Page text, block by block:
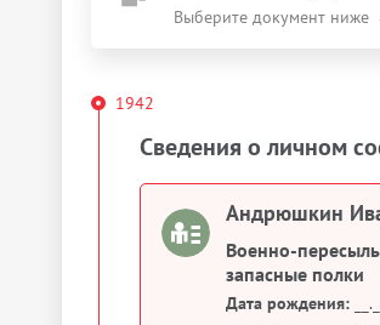
Выберите документ ниже
1942
Сведения о личном
Андрюшкин
Военно-
запасные полки
Дата рождения: